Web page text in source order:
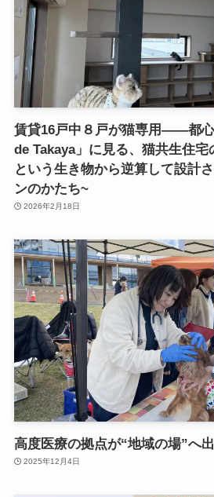
賃貸16戸中８戸が猫専用――都
de Takaya」に見る、猫共生住
という生き物から逆算して設計
ンのかたち~
2026年2月18日
高度医療の拠点が“地域の場”へ
2025年12月4日